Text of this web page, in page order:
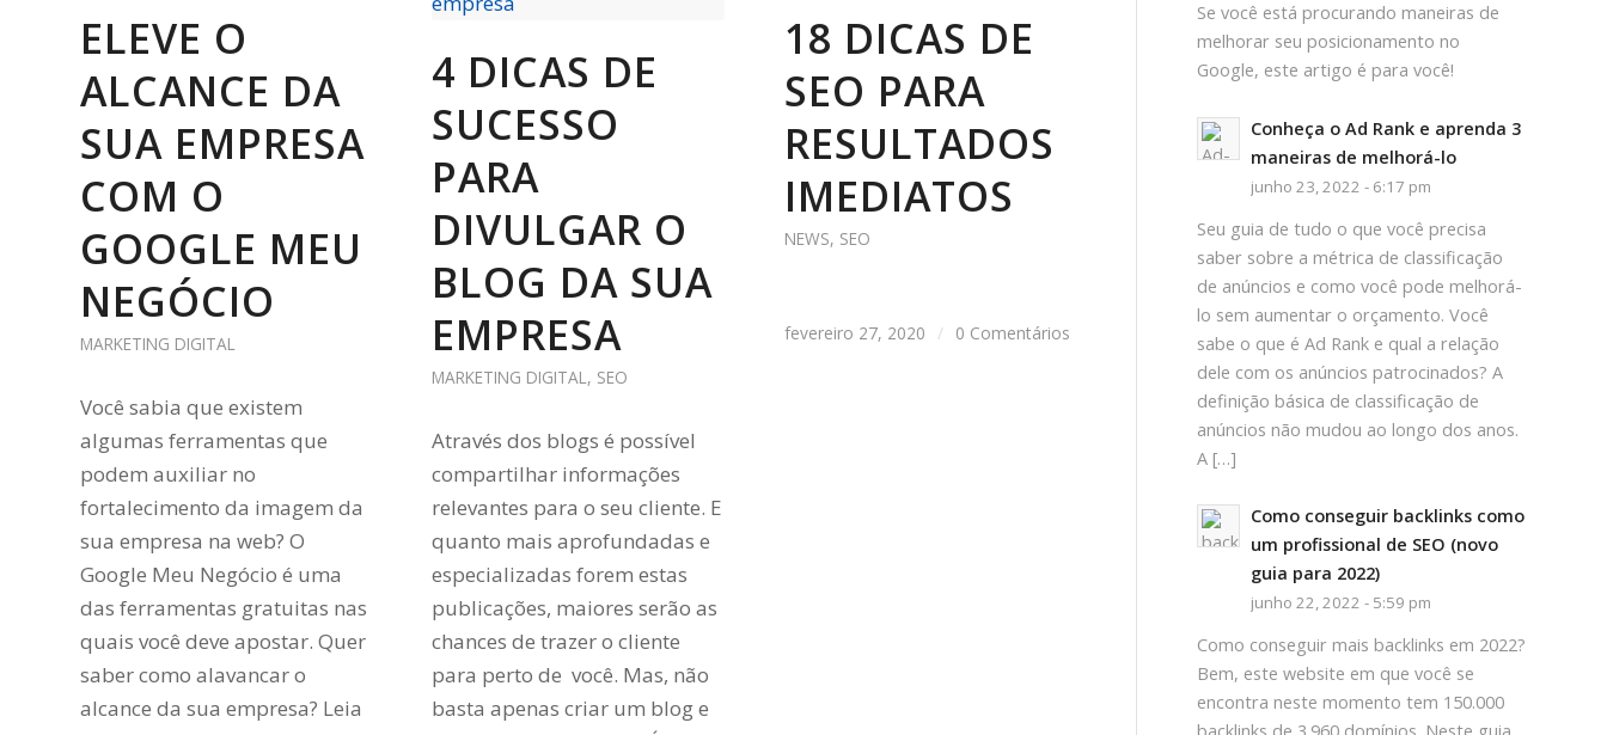
ELEVE O
ALCANCE DA
SUA EMPRESA
COM O
GOOGLE MEU
NEGÓCIO
MARKETING DIGITAL
Você sabia que existem
algumas ferramentas que
podem auxiliar no
fortalecimento da imagem da
sua empresa na web? O
Google Meu Negócio é uma
das ferramentas gratuitas nas
quais você deve apostar. Quer
saber como alavancar o
alcance da sua empresa? Leia
4 DICAS DE
SUCESSO
PARA
DIVULGAR O
BLOG DA SUA
EMPRESA
MARKETING DIGITAL , SEO
Através dos blogs é possível
compartilhar informações
relevantes para o seu cliente. E
quanto mais aprofundadas e
especializadas forem estas
publicações, maiores serão as
chances de trazer o cliente
para perto de você. Mas, não
basta apenas criar um blog e
18 DICAS DE
SEO PARA
RESULTADOS
IMEDIATOS
NEWS, SEO
fevereiro 27, 2020 / 0 Comentários
Se você está procurando maneiras de
melhorar seu posicionamento no
Google, este artigo é para você!
Conheça o Ad Rank e aprenda 3
maneiras de melhorá-lo
junho 23, 2022 - 6:17 pm
Seu guia de tudo o que você precisa
saber sobre a métrica de classificação
de anúncios e como você pode melhorá-
lo sem aumentar o orçamento. Você
sabe o que é Ad Rank e qual a relação
dele com os anúncios patrocinados? A
definição básica de classificação de
anúncios não mudou ao longo dos anos.
A […]
Como conseguir backlinks como
um profissional de SEO (novo
guia para 2022)
junho 22, 2022 - 5:59 pm
Como conseguir mais backlinks em 2022?
Bem, este website em que você se
encontra neste momento tem 150.000